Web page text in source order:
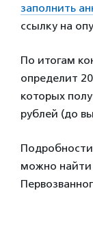
заполнить
ссылку на
По итогам
определит
которых
рублей (до
Подробности
можно найти